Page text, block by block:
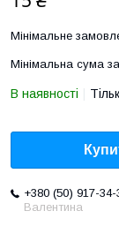
Мінімальне
Мінімальна сума
В наявності
+380 (50) 917-34-
Валентина